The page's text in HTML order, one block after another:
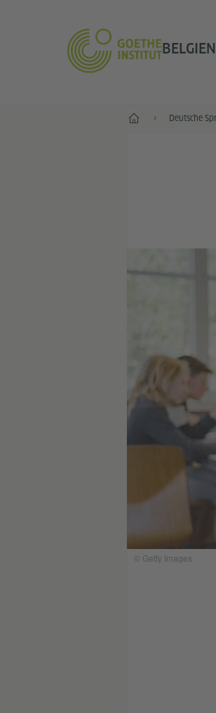
BELGIEN
Start Deutsche
© Getty Images